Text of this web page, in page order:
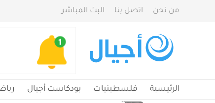
من نحن اتصل بنا البث المباشر
الرئيسية فلسطينيات بودكاست أجيال